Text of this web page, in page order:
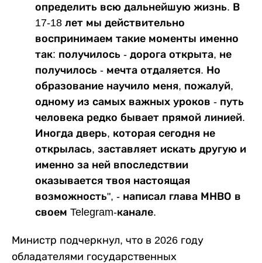
определить всю дальнейшую жизнь. В
17-18 лет мы действительно
воспринимаем такие моменты именно
так: получилось - дорога открыта, не
получилось - мечта отдаляется. Но
образование научило меня, пожалуй,
одному из самых важных уроков - путь
человека редко бывает прямой линией.
Иногда дверь, которая сегодня не
открылась, заставляет искать другую и
именно за ней впоследствии
оказывается твоя настоящая
возможность", - написал глава МНВО в
своем Telegram-канале.
Министр подчеркнул, что в 2026 году
обладателями государственных